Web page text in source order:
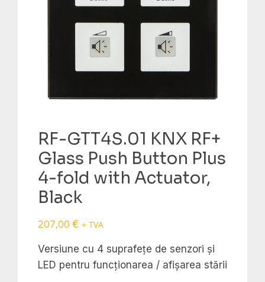
RF-GTT4S.01 KNX RF+
Glass Push Button Plus
4-fold with Actuator,
Black
207,00 € + TVA
Versiune cu 4 suprafețe de senzori și
LED pentru funcționarea / afișarea stării